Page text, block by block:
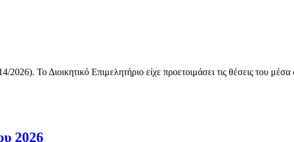
Το Διοικητικό Επιμελητήριο είχε προετοιμάσει τις θέσεις του
2026